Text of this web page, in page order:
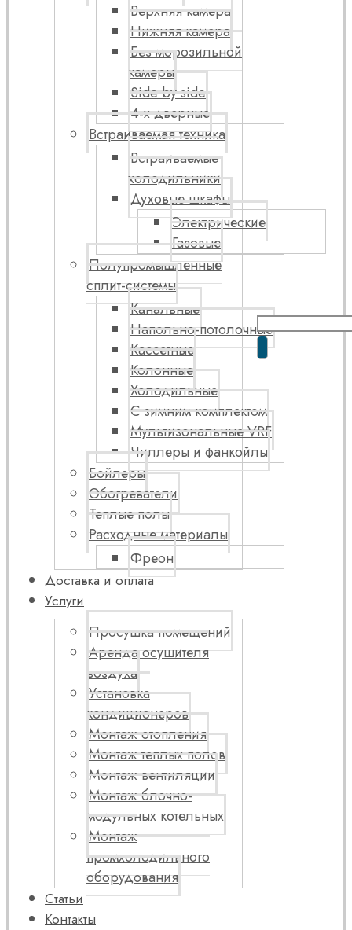
Верхняя камера
Нижняя камера
Без морозильной
камеры
Side by side
4-х дверные
Встраиваемая техника
Встраиваемые
холодильники
Духовые шкафы
Электрические
Газовые
Полупромышленные
сплит-системы
Канальные
Напольно-потолочные
Кассетные
Колонные
Холодильные
С зимним комплектом
Мультизональные VRF
Чиллеры и фанкойлы
Бойлеры
Обогреватели
Теплые полы
Расходные материалы
Фреон
Доставка и оплата
Услуги
Просушка помещений
Аренда осушителя
воздуха
Установка
кондиционеров
Монтаж отопления
Монтаж теплых полов
Монтаж вентиляции
Монтаж блочно-
модульных котельных
Монтаж
промхолодильного
оборудования
Статьи
Контакты